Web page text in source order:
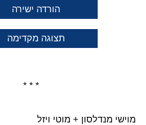
הורדה ישירה
תצוגה מקדימה
* * *
מוישי מנדלסון + מוטי ויזל